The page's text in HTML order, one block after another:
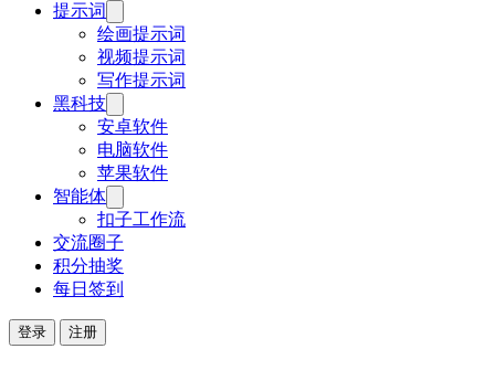
提示词
绘画提示词
视频提示词
写作提示词
黑科技
安卓软件
电脑软件
苹果软件
智能体
扣子工作流
交流圈子
积分抽奖
每日签到
登录 注册